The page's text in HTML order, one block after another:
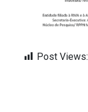
Post Views: